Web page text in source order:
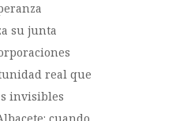
su junta
real que
invisibles